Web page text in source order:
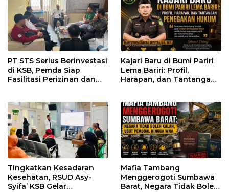
PT STS Serius Berinvestasi
di KSB, Pemda Siap
Fasilitasi Perizinan dan
Kajari Baru di Bumi Pariri
Lema Bariri: Profil,
Harapan, dan Tantangan
Tingkatkan Kesadaran
Kesehatan, RSUD Asy-
Syifa’ KSB Gelar
Mafia Tambang
Menggerogoti Sumbawa
Barat, Negara Tidak Boleh